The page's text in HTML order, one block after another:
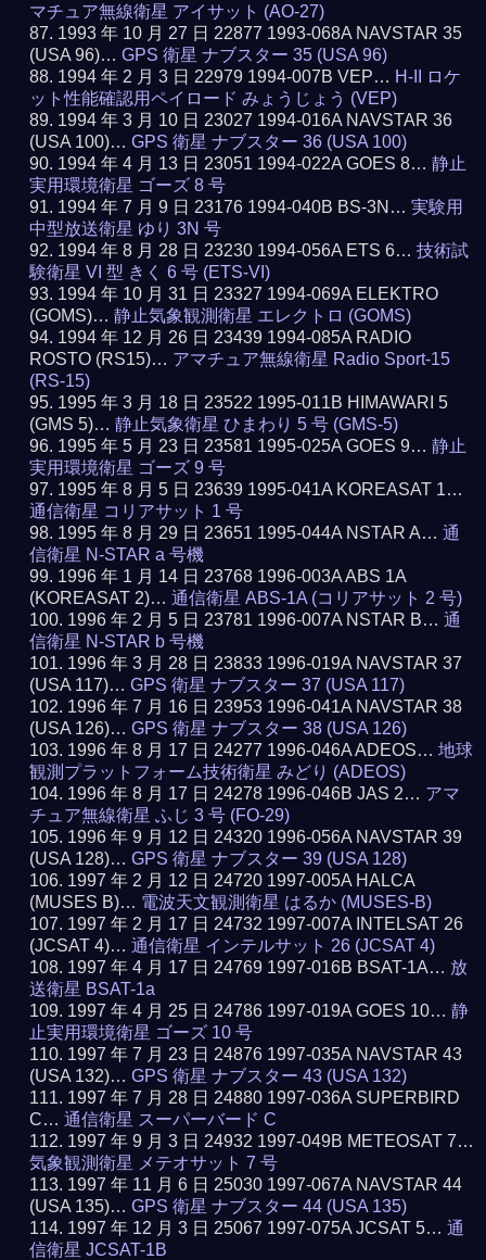
マチュア無線衛星 アイサット (AO-27)
1993 年 10 月 27 日 22877 1993-068A NAVSTAR 35
(USA 96)…GPS 衛星 ナブスター 35 (USA 96)
1994 年 2 月 3 日 22979 1994-007B VEP… H-II ロケ
ット性能確認用ペイロード みょうじょう (VEP)
1994 年 3 月 10 日 23027 1994-016A NAVSTAR 36
(USA 100)…GPS 衛星 ナブスター 36 (USA 100)
1994 年 4 月 13 日 23051 1994-022A GOES 8…静止
実用環境衛星 ゴーズ 8 号
1994 年 7 月 9 日 23176 1994-040B BS-3N…実験用
中型放送衛星 ゆり 3N 号
1994 年 8 月 28 日 23230 1994-056A ETS 6…技術試
験衛星 VI 型 きく 6 号 (ETS-VI)
1994 年 10 月 31 日 23327 1994-069A ELEKTRO
(GOMS)…静止気象観測衛星 エレクトロ (GOMS)
1994 年 12 月 26 日 23439 1994-085A RADIO
ROSTO (RS15)… アマチュア無線衛星 Radio Sport-15
(RS-15)
1995 年 3 月 18 日 23522 1995-011B HIMAWARI 5
(GMS 5)…静止気象衛星 ひまわり 5 号 (GMS-5)
1995 年 5 月 23 日 23581 1995-025A GOES 9…静止
実用環境衛星 ゴーズ 9 号
1995 年 8 月 5 日 23639 1995-041A KOREASAT 1…
通信衛星 コリアサット 1 号
1995 年 8 月 29 日 23651 1995-044A NSTAR A…通
信衛星 N-STAR a 号機
1996 年 1 月 14 日 23768 1996-003A ABS 1A
(KOREASAT 2)…通信衛星 ABS-1A (コリアサット 2 号)
1996 年 2 月 5 日 23781 1996-007A NSTAR B…通
信衛星 N-STAR b 号機
1996 年 3 月 28 日 23833 1996-019A NAVSTAR 37
(USA 117)…GPS 衛星 ナブスター 37 (USA 117)
1996 年 7 月 16 日 23953 1996-041A NAVSTAR 38
(USA 126)…GPS 衛星 ナブスター 38 (USA 126)
1996 年 8 月 17 日 24277 1996-046A ADEOS…地球
観測プラットフォーム技術衛星 みどり (ADEOS)
1996 年 8 月 17 日 24278 1996-046B JAS 2… アマ
チュア無線衛星 ふじ 3 号 (FO-29)
1996 年 9 月 12 日 24320 1996-056A NAVSTAR 39
(USA 128)…GPS 衛星 ナブスター 39 (USA 128)
1997 年 2 月 12 日 24720 1997-005A HALCA
(MUSES B)… 電波天文観測衛星 はるか (MUSES-B)
1997 年 2 月 17 日 24732 1997-007A INTELSAT 26
(JCSAT 4)…通信衛星 インテルサット 26 (JCSAT 4)
1997 年 4 月 17 日 24769 1997-016B BSAT-1A… 放
送衛星 BSAT-1a
1997 年 4 月 25 日 24786 1997-019A GOES 10…静
止実用環境衛星 ゴーズ 10 号
1997 年 7 月 23 日 24876 1997-035A NAVSTAR 43
(USA 132)…GPS 衛星 ナブスター 43 (USA 132)
1997 年 7 月 28 日 24880 1997-036A SUPERBIRD
C…通信衛星 スーパーバード C
1997 年 9 月 3 日 24932 1997-049B METEOSAT 7…
気象観測衛星 メテオサット 7 号
1997 年 11 月 6 日 25030 1997-067A NAVSTAR 44
(USA 135)…GPS 衛星 ナブスター 44 (USA 135)
1997 年 12 月 3 日 25067 1997-075A JCSAT 5…通
信衛星 JCSAT-1B